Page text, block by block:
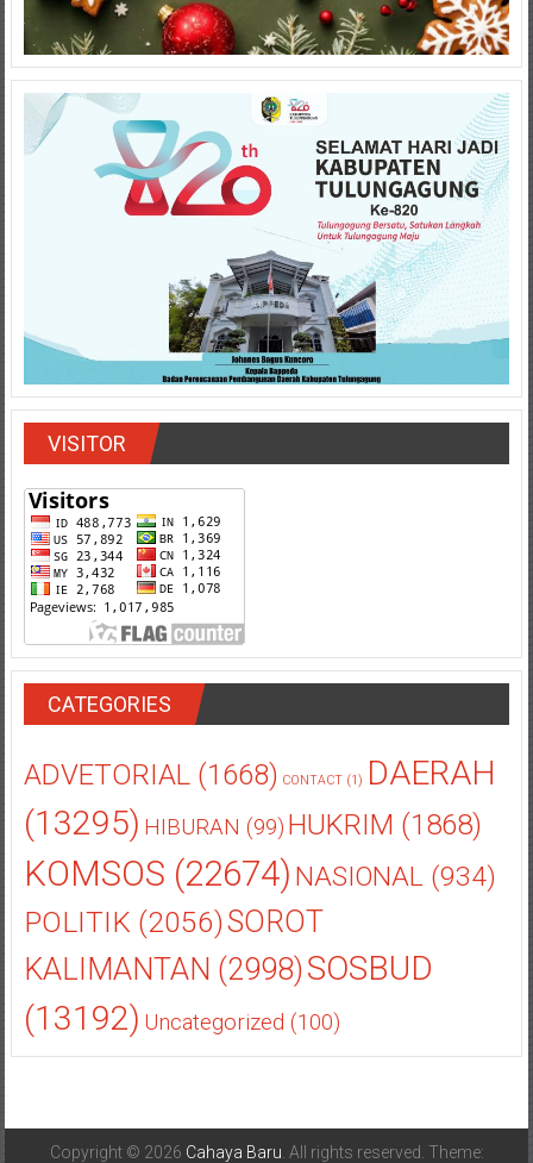
VISITOR
CATEGORIES
ADVETORIAL(1668) CONTACT(1) DAERAH
(13295) HIBURAN (99) HUKRIM (1868)
KOMSOS (22674) NASIONAL(934)
POLITIK(2056)SOROT
KALIMANTAN (2998)SOSBUD
(13192) Uncategorized (100)
Copyright © 2026 Cahaya Baru. All rights reserved. Theme: